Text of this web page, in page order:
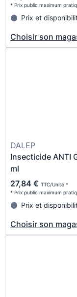
* Prix public maximum
Prix et
Choisir son
DALEP
Insecticide ANTI
ml
27,84 € TTC/Unité *
* Prix public maximum
Prix et
Choisir son